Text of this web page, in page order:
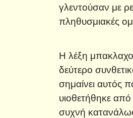
γλεντούσαν με
πληθυσμιακές
Η λέξη
δεύτερο
σημαίνει αυτός
υιοθετήθηκε
συχνή